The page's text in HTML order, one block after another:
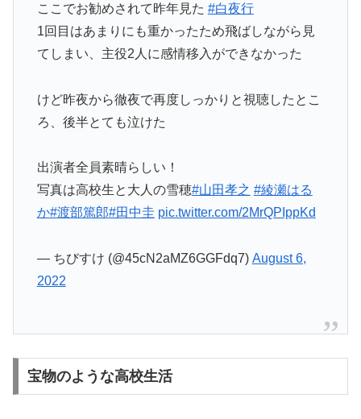
ここでお勧めされて昨年見た #白夜行
1回目はあまりにも重かったため飛ばしながら見
てしまい、主役2人に感情移入ができなかった
けど昨夜から徹夜で再度しっかりと視聴したとこ
ろ、後半とても泣けた
出演者全員素晴らしい！
写真は高校生と大人の雪穂#山田孝之 #綾瀬はる
か#渡部篤郎#田中圭 pic.twitter.com/2MrQPIppKd
— ちびすけ (@45cN2aMZ6GGFdq7) August 6,
2022
宝物のような高校生活